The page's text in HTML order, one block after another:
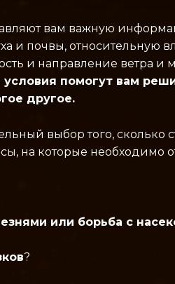
вам важную
и почвы, относительную
и направление ветра и
помогут вам
другое.
выбор того, сколько
на которые необходимо
или борьба с
?